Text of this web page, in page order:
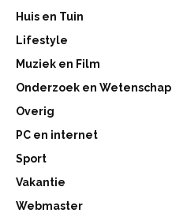
Huis en Tuin
Lifestyle
Muziek en Film
Onderzoek en Wetenschap
Overig
PC en internet
Sport
Vakantie
Webmaster